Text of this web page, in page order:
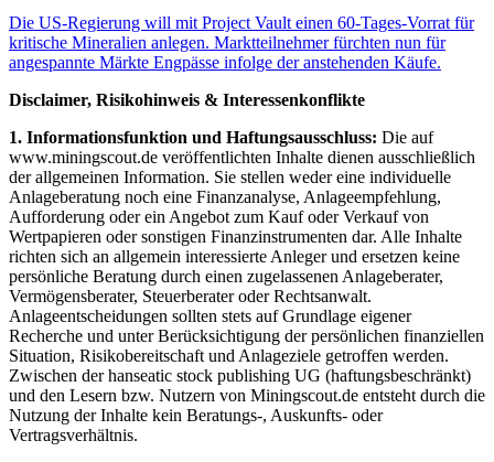
Die US-Regierung will mit Project Vault einen 60-Tages-Vorrat für
kritische Mineralien anlegen. Marktteilnehmer fürchten nun für
angespannte Märkte Engpässe infolge der anstehenden Käufe.
Disclaimer, Risikohinweis & Interessenkonflikte
1. Informationsfunktion und Haftungsausschluss: Die auf
www.miningscout.de veröffentlichten Inhalte dienen ausschließlich
der allgemeinen Information. Sie stellen weder eine individuelle
Anlageberatung noch eine Finanzanalyse, Anlageempfehlung,
Aufforderung oder ein Angebot zum Kauf oder Verkauf von
Wertpapieren oder sonstigen Finanzinstrumenten dar. Alle Inhalte
richten sich an allgemein interessierte Anleger und ersetzen keine
persönliche Beratung durch einen zugelassenen Anlageberater,
Vermögensberater, Steuerberater oder Rechtsanwalt.
Anlageentscheidungen sollten stets auf Grundlage eigener
Recherche und unter Berücksichtigung der persönlichen finanziellen
Situation, Risikobereitschaft und Anlageziele getroffen werden.
Zwischen der hanseatic stock publishing UG (haftungsbeschränkt)
und den Lesern bzw. Nutzern von Miningscout.de entsteht durch die
Nutzung der Inhalte kein Beratungs-, Auskunfts- oder
Vertragsverhältnis.